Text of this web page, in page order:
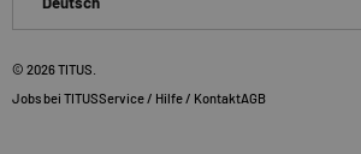
© 2026TITUS
Jobs bei TITUSService / Hilfe / KontaktAGB